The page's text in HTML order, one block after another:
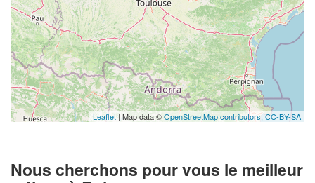
Leaflet | Map data ©OpenStreetMap contributors,CC-BY-SA
Nous cherchons pour vous le meilleur